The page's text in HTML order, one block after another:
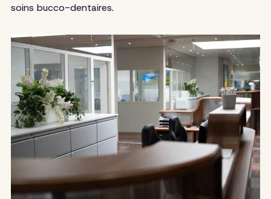
soins bucco-dentaires.